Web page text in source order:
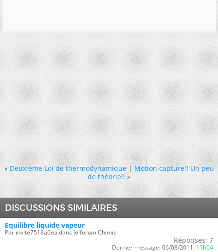
« Deuxieme Loi de thermodynamique|Motion capture!! Un peu
de théorie!! »
DISCUSSIONS SIMILAIRES
Equilibre liquide vapeur
Par invite7518a6ea dans le forum Chimie
Réponses: 7
Dernier message: 06/08/2011, 11h04